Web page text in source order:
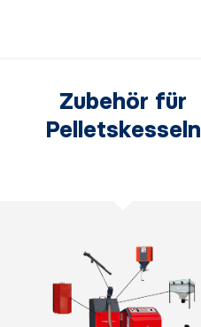
Zubehör für
Pelletskesseln